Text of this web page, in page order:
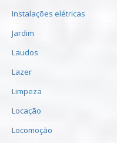
Instalações elétricas
Jardim
Laudos
Lazer
Limpeza
Locação
Locomoção